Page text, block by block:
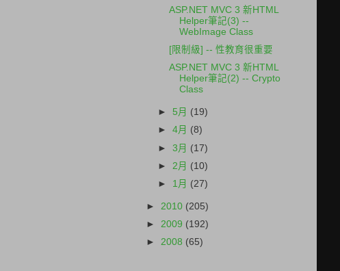
ASP.NET MVC 3 新HTML
Helper筆記(3) --
WebImage Class
[限制級] -- 性教育很重要
ASP.NET MVC 3 新HTML
Helper筆記(2) -- Crypto
Class
► 5月 (19)
► 4月 (8)
► 3月 (17)
► 2月 (10)
► 1月 (27)
► 2010 (205)
► 2009 (192)
► 2008 (65)